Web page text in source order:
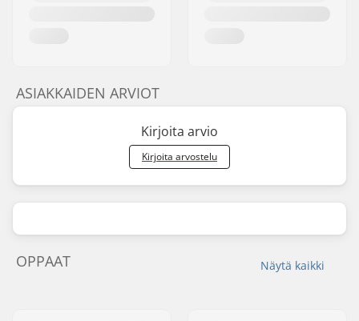
ASIAKKAIDEN ARVIOT
Kirjoita arvio
Kirjoita arvostelu
Näytä kaikki
OPPAAT